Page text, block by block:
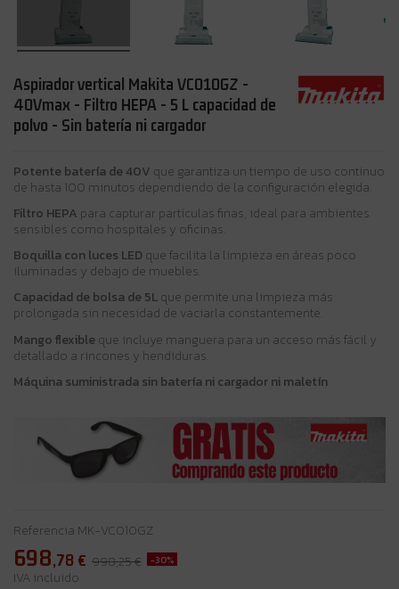
Aspirador vertical Makita VC010GZ -
40Vmax - Filtro HEPA - 5 L capacidad de
polvo - Sin batería ni cargador
Potente batería de 40V que garantiza un tiempo de uso continuo
de hasta 100 minutos dependiendo de la configuración elegida.
Filtro HEPA para capturar partículas finas, ideal para ambientes
sensibles como hospitales y oficinas.
Boquilla con luces LED que facilita la limpieza en áreas poco
iluminadas y debajo de muebles.
Capacidad de bolsa de 5Lque permite una limpieza más
prolongada sin necesidad de vaciarla constantemente.
Mango flexible que incluye manguera para un acceso más fácil y
detallado a rincones y hendiduras.
Máquina suministrada sin batería ni cargador ni maletín
Referencia MK-VC010GZ
698,78 € 998,25 € -30%
IVA incluido